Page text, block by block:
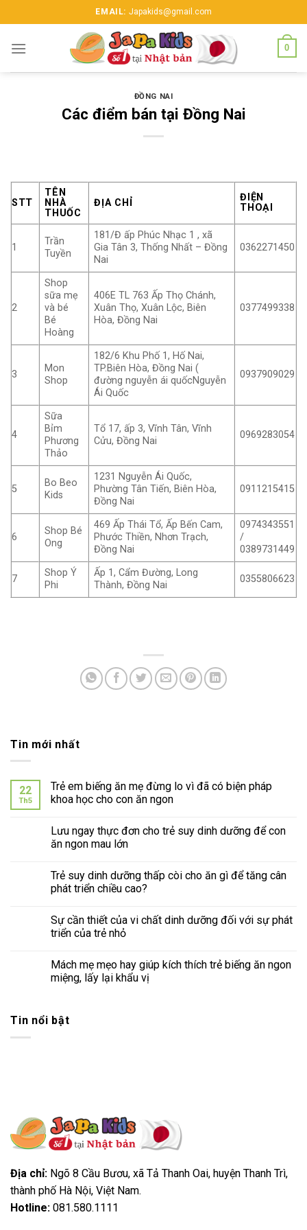
to
content
EMAIL: Japakids@gmail.com
0
ĐỒNG NAI
Các điểm bán tại Đồng Nai
STT
TÊN
NHÀ
THUỐC
ĐỊA CHỈ
ĐIỆN
THOẠI
1
Trần
Tuyền
181/Đ ấp Phúc Nhạc 1 , xã
Gia Tân 3, Thống Nhất – Đồng
Nai
0362271450
2
Shop
sữa mẹ
và bé
Bé
Hoàng
406E TL 763 Ấp Thọ Chánh,
Xuân Thọ, Xuân Lộc, Biên
Hòa, Đồng Nai
0377499338
3
Mon
Shop
182/6 Khu Phố 1, Hố Nai,
TP.Biên Hòa, Đồng Nai (
đường nguyễn ái quốcNguyễn
Ái Quốc
0937909029
4
Sữa
Bỉm
Phương
Thảo
Tổ 17, ấp 3, Vĩnh Tân, Vĩnh
Cửu, Đồng Nai
0969283054
5
Bo Beo
Kids
1231 Nguyễn Ái Quốc,
Phường Tân Tiến, Biên Hòa,
Đồng Nai
0911215415
6
Shop Bé
Ong
469 Ấp Thái Tổ, Ấp Bến Cam,
Phước Thiền, Nhơn Trạch,
Đồng Nai
0974343551
/
0389731449
7
Shop Ý
Phi
Ấp 1, Cẩm Đường, Long
Thành, Đồng Nai
0355806623
Tin mới nhất
22
Th5
Trẻ em biếng ăn mẹ đừng lo vì đã có biện pháp
khoa học cho con ăn ngon
Lưu ngay thực đơn cho trẻ suy dinh dưỡng để con
ăn ngon mau lớn
Trẻ suy dinh dưỡng thấp còi cho ăn gì để tăng cân
phát triển chiều cao?
Sự cần thiết của vi chất dinh dưỡng đối với sự phát
triển của trẻ nhỏ
Mách mẹ mẹo hay giúp kích thích trẻ biếng ăn ngon
miệng, lấy lại khẩu vị
Tin nổi bật
Địa chỉ: Ngõ 8 Cầu Bươu, xã Tả Thanh Oai, huyện Thanh Trì,
thành phố Hà Nội, Việt Nam.
Hotline: 081.580.1111